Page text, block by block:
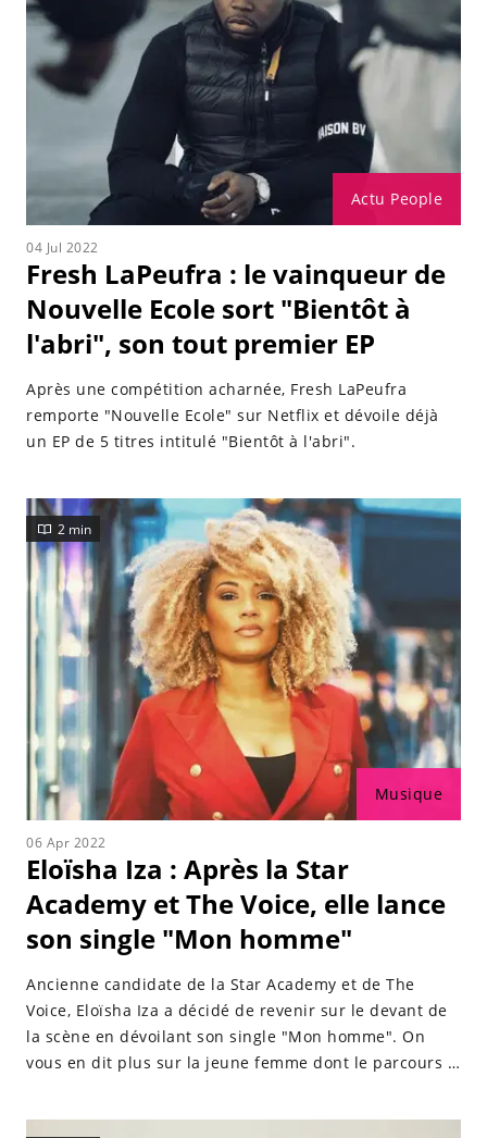
Actu People
04 Jul 2022
Fresh LaPeufra : le vainqueur de
Nouvelle Ecole sort "Bientôt à
l'abri", son tout premier EP
Après une compétition acharnée, Fresh LaPeufra
remporte "Nouvelle Ecole" sur Netflix et dévoile déjà
un EP de 5 titres intitulé "Bientôt à l'abri".
Musique
2 min
06 Apr 2022
Eloïsha Iza : Après la Star
Academy et The Voice, elle lance
son single "Mon homme"
Ancienne candidate de la Star Academy et de The
Voice, Eloïsha Iza a décidé de revenir sur le devant de
la scène en dévoilant son single "Mon homme". On
vous en dit plus sur la jeune femme dont le parcours a